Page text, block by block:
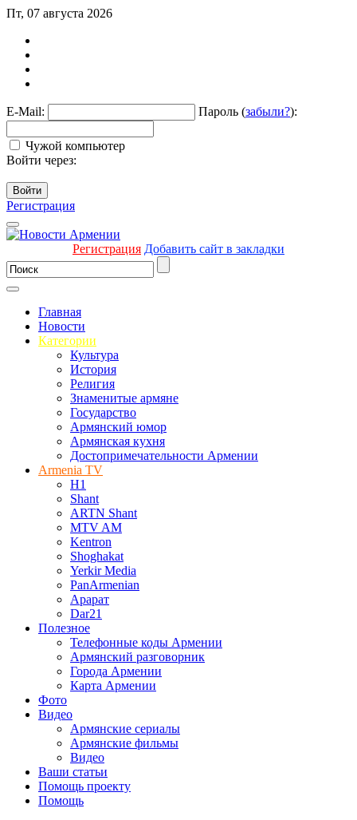
Пт, 07 августа 2026
E-Mail: Пароль (забыли?):
Чужой компьютер
Войти через:
Войти
Регистрация
Регистрация Добавить сайт в закладки
Главная
Новости
Категории
Культура
История
Религия
Знаменитые армяне
Государство
Армянский юмор
Армянская кухня
Достопримечательности Армении
Armenia TV
H1
Shant
ARTN Shant
MTV AM
Kentron
Shoghakat
Yerkir Media
PanArmenian
Арарат
Dar21
Полезное
Телефонные коды Армении
Армянский разговорник
Города Армении
Карта Армении
Фото
Видео
Армянские сериалы
Армянские фильмы
Видео
Ваши статьи
Помощь проекту
Помощь